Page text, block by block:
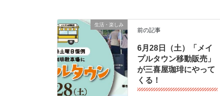
生活・楽しみ
前の記事
6月28日（土）「メイ
プルタウン移動販売」
が三喜屋珈琲にやって
くる！